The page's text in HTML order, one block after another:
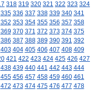
318 319 320 321 322 323 324
335 336 337 338 339 340 341
352 353 354 355 356 357 358
369 370 371 372 373 374 375
386 387 388 389 390 391 392
403 404 405 406 407 408 409
421 422 423 424 425 426 427
438 439 440 441 442 443 444
455 456 457 458 459 460 461
472 473 474 475 476 477 478